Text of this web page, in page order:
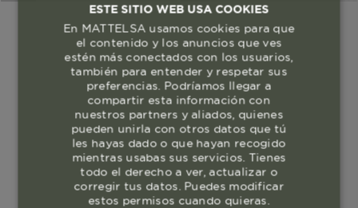
ESTE SITIO WEB USA COOKIES
En MATTELSA usamos cookies para que
el contenido y los anuncios que ves
estén más conectados con los usuarios,
también para entender y respetar sus
preferencias. Podríamos llegar a
compartir esta información con
nuestros partners y aliados, quienes
pueden unirla con otros datos que tú
les hayas dado o que hayan recogido
mientras usabas sus servicios. Tienes
todo el derecho a ver, actualizar o
corregir tus datos. Puedes modificar
estos permisos cuando quieras.